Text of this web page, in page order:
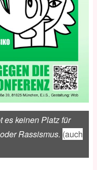
es keinen Platz für
Rassismus. (auch